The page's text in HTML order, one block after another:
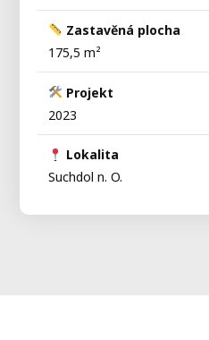
Zastavěná plocha
175,5 m²
Projekt
2023
Lokalita
Suchdol n. O.